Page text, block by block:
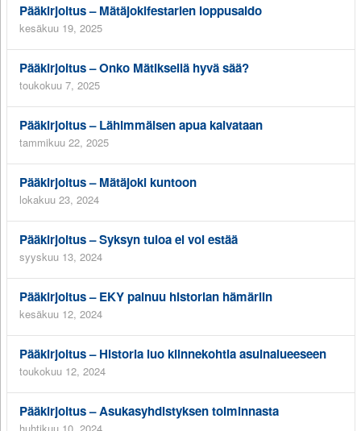
Pääkirjoitus – Mätäjokifestarien loppusaldo
kesäkuu 19, 2025
Pääkirjoitus – Onko Mätiksellä hyvä sää?
toukokuu 7, 2025
Pääkirjoitus – Lähimmäisen apua kaivataan
tammikuu 22, 2025
Pääkirjoitus – Mätäjoki kuntoon
lokakuu 23, 2024
Pääkirjoitus – Syksyn tuloa ei voi estää
syyskuu 13, 2024
Pääkirjoitus – EKY painuu historian hämäriin
kesäkuu 12, 2024
Pääkirjoitus – Historia luo kiinnekohtia asuinalueeseen
toukokuu 12, 2024
Pääkirjoitus – Asukasyhdistyksen toiminnasta